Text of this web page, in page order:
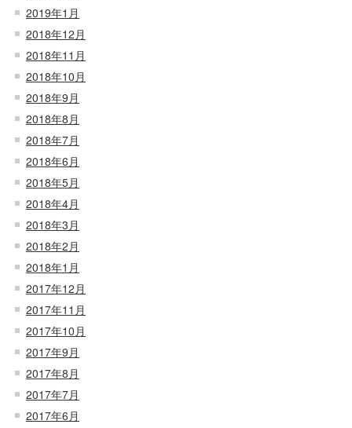
2019年1月
2018年12月
2018年11月
2018年10月
2018年9月
2018年8月
2018年7月
2018年6月
2018年5月
2018年4月
2018年3月
2018年2月
2018年1月
2017年12月
2017年11月
2017年10月
2017年9月
2017年8月
2017年7月
2017年6月